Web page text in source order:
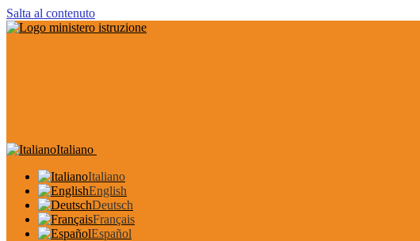
Salta al contenuto
Italiano
Italiano
English
Deutsch
Français
Español